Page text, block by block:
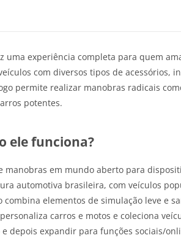
uma experiência completa para quem
com diversos tipos de acessórios,
permite realizar manobras radicais
potentes.
ele funciona?
em mundo aberto para
automotiva brasileira, com veículos
elementos de simulação leve e
carros e motos e coleciona
depois expandir para funções sociais/